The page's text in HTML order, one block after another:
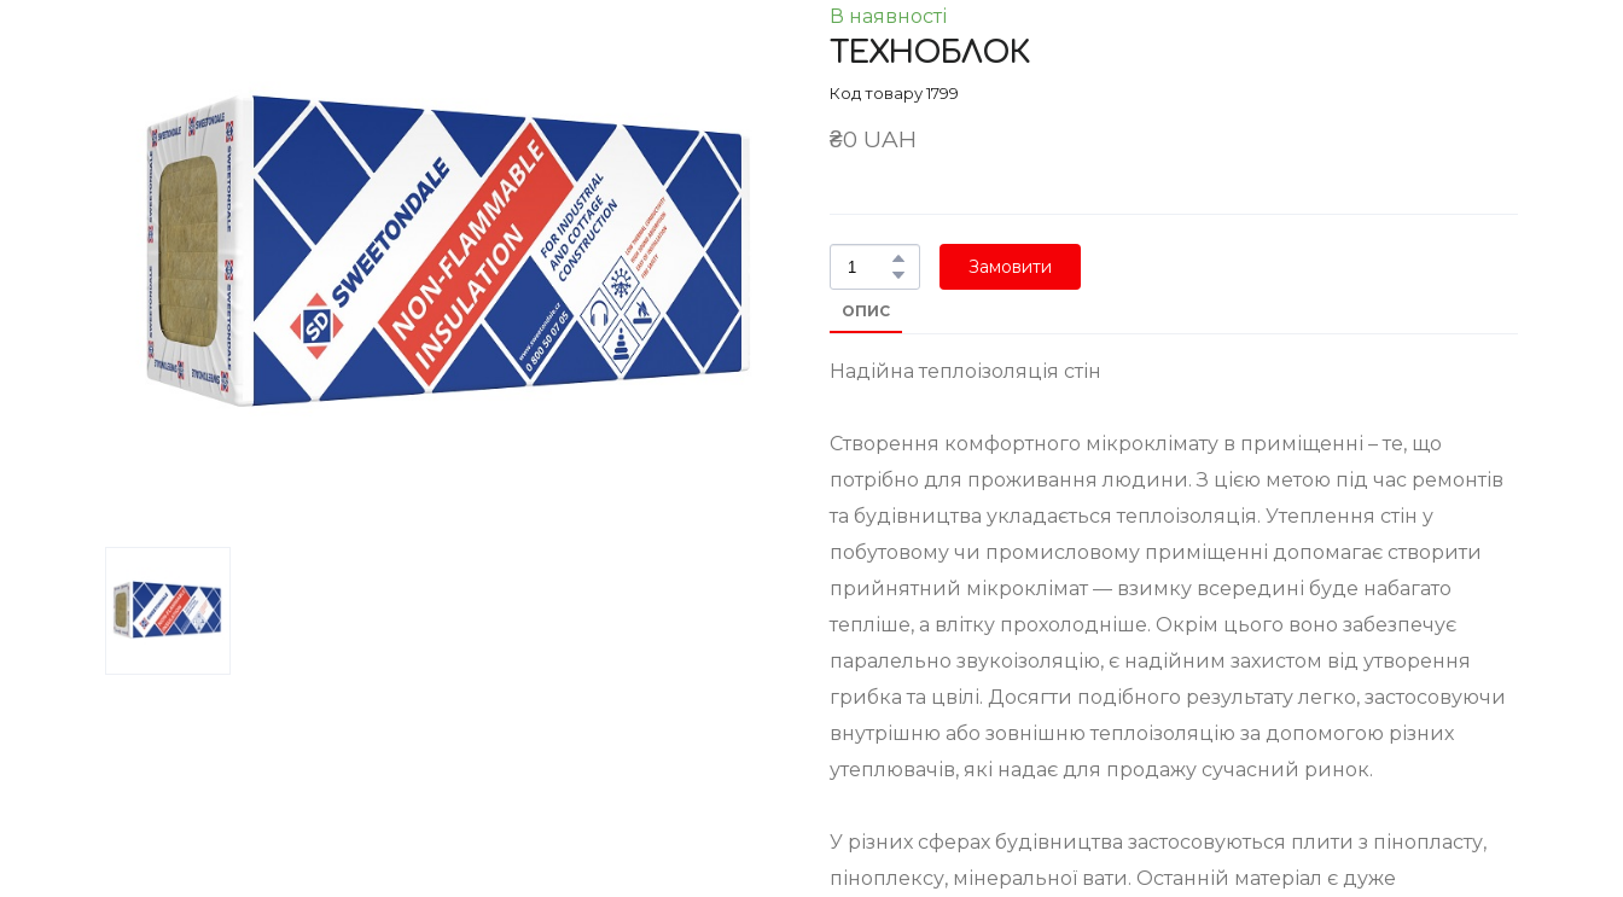
В наявності
ТЕХНОБЛОК
Код товару 1799
₴0 UAH
Замовити
ОПИС
Надійна теплоізоляція стін
Створення комфортного мікроклімату в приміщенні – те, що
потрібно для проживання людини. З цією метою під час ремонтів
та будівництва укладається теплоізоляція. Утеплення стін у
побутовому чи промисловому приміщенні допомагає створити
прийнятний мікроклімат — взимку всередині буде набагато
тепліше, а влітку прохолодніше. Окрім цього воно забезпечує
паралельно звукоізоляцію, є надійним захистом від утворення
грибка та цвілі. Досягти подібного результату легко, застосовуючи
внутрішню або зовнішню теплоізоляцію за допомогою різних
утеплювачів, які надає для продажу сучасний ринок.
У різних сферах будівництва застосовуються плити з пінопласту,
піноплексу, мінеральної вати. Останній матеріал є дуже